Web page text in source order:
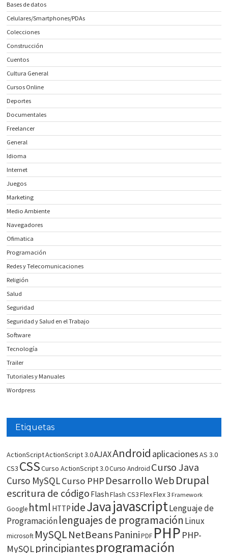
Bases de datos
Celulares/Smartphones/PDAs
Colecciones
Construcción
Cuentos
Cultura General
Cursos Online
Deportes
Documentales
Freelancer
General
Idioma
Internet
Juegos
Marketing
Medio Ambiente
Navegadores
Ofimatica
Programación
Redes y Telecomunicaciones
Religión
Salud
Seguridad
Seguridad y Salud en el Trabajo
Software
Tecnología
Trailer
Tutoriales y Manuales
Wordpress
Etiquetas
ActionScriptActionScript 3.0AJAXAndroid aplicacionesAS 3.0
CS3 CSSCurso ActionScript 3.0Curso Android Curso Java
Curso MySQLCurso PHP Desarrollo WebDrupal
escritura de código FlashFlash CS3FlexFlex 3 Framework
Google html HTTP ideJavajavascriptLenguaje de
Programaciónlenguajes de programación Linux
microsoft MySQLNetBeans Panini PDF PHP PHP-
MySQLprincipiantesprogramación